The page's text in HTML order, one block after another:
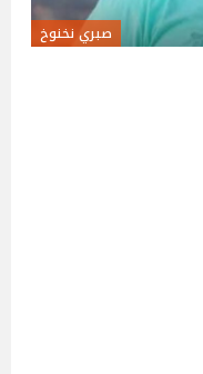
صبري نخنوخ